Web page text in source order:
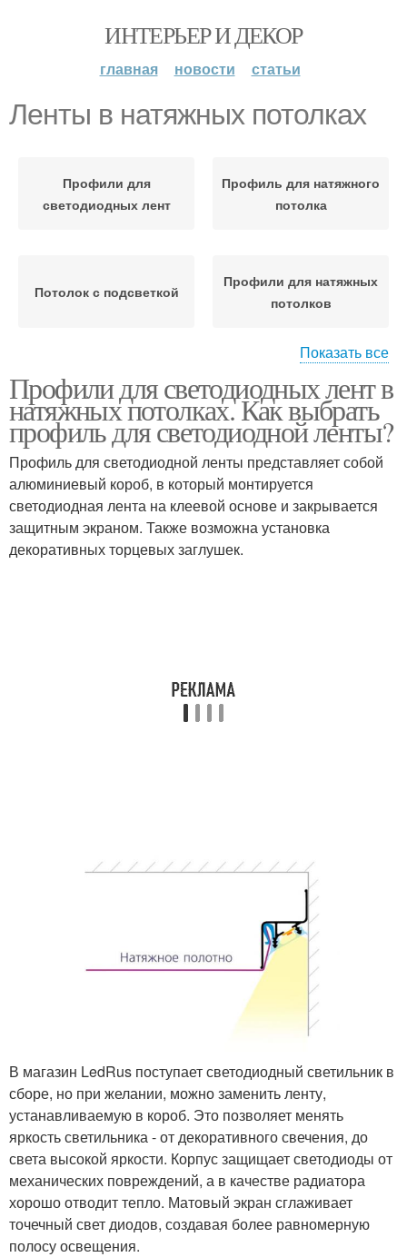
ИНТЕРЬЕР И ДЕКОР
главная новости статьи
Ленты в натяжных потолках
Профили для
светодиодных лент
Профиль для натяжного
потолка
Потолок с подсветкой
Профили для натяжных
потолков
Профиль для натяжных
потолков
Потолки с подсветкой
Потолки без вставки Потолки со вставкой
Показать все
Профили для светодиодных лент в
натяжных потолках. Как выбрать
профиль для светодиодной ленты?
Профиль для светодиодной ленты представляет собой
алюминиевый короб, в который монтируется
светодиодная лента на клеевой основе и закрывается
защитным экраном. Также возможна установка
декоративных торцевых заглушек.
В магазин LedRus поступает светодиодный светильник в
сборе, но при желании, можно заменить ленту,
устанавливаемую в короб. Это позволяет менять
яркость светильника - от декоративного свечения, до
света высокой яркости. Корпус защищает светодиоды от
механических повреждений, а в качестве радиатора
хорошо отводит тепло. Матовый экран сглаживает
точечный свет диодов, создавая более равномерную
полосу освещения.